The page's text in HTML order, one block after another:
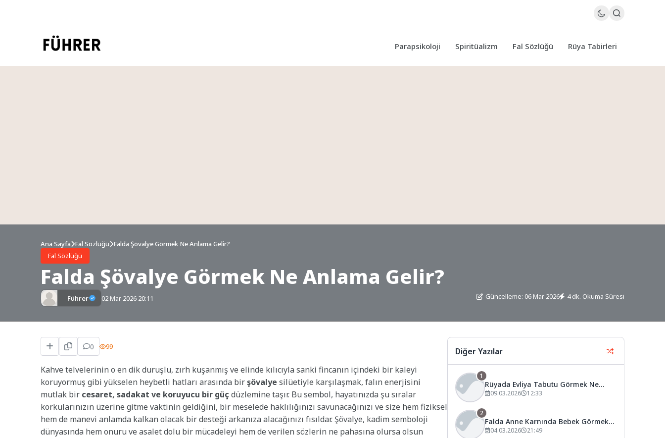
Parapsikoloji Spiritüalizm Fal Sözlüğü Rüya Tabirleri
Ana Sayfa Fal Sözlüğü Falda Şövalye Görmek Ne Anlama Gelir?
Fal Sözlüğü
Falda Şövalye Görmek Ne Anlama Gelir?
Führer 02 Mar 2026 20:11 Güncelleme: 06 Mar 2026 4 dk. Okuma Süresi
0 99
Kahve telvelerinin o en dik duruşlu, zırh kuşanmış ve elinde kılıcıyla sanki fincanın içindeki bir kaleyi
koruyormuş gibi yükselen heybetli hatları arasında birşövalye silüetiyle karşılaşmak, falın enerjisini
mutlak bir cesaret, sadakat ve koruyucu bir güç düzlemine taşır. Bu sembol, hayatınızda şu sıralar
korkularınızın üzerine gitme vaktinin geldiğini, bir meselede haklılığınızı savunacağınızı ve size hem fiziksel
hem de manevi anlamda kalkan olacak bir desteği arkanıza alacağınızı fısıldar. Şövalye, kadim semboloji
dünyasında hem onuru ve asalet dolu bir mücadeleyi hem de verilen sözlerin ne pahasına olursa olsun
Diğer Yazılar
1
Rüyada Evliya Tabutu Görmek Ne
Anlama Gelir?
09.03.2026 12:33
2
Falda Anne Karnında Bebek Görmek
Ne Anlama Gelir?
04.03.2026 21:49